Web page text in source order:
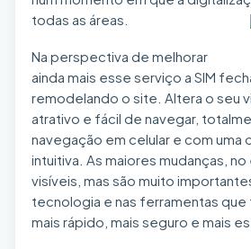
todas as áreas.
Na perspectiva de melhorar
ainda mais esse serviço a SIM
remodelando o site. Altera o seu
atrativo e fácil de navegar,
navegação em celular e com uma
intuitiva. As maiores mudanças,
visíveis, mas são muito
tecnologia e nas ferramentas que
mais rápido, mais seguro e mais